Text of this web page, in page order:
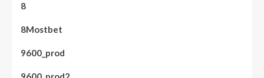
8
8Mostbet
9600_prod